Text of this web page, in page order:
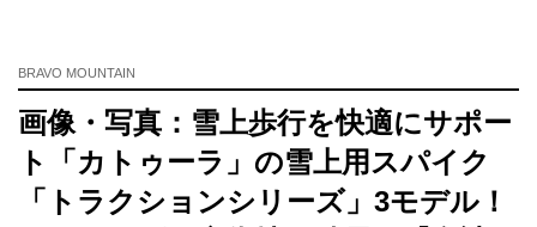
BRAVO MOUNTAIN
画像・写真：雪上歩行を快適にサポー
ト「カトゥーラ」の雪上用スパイク
「トラクションシリーズ」3モデル！